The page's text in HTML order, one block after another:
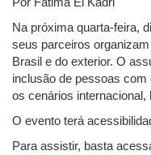
Na próxima quarta-feira,
seus parceiros
Brasil e do exterior. O
inclusão de pessoas com
os cenários internacional,
O evento terá
Para assistir, basta